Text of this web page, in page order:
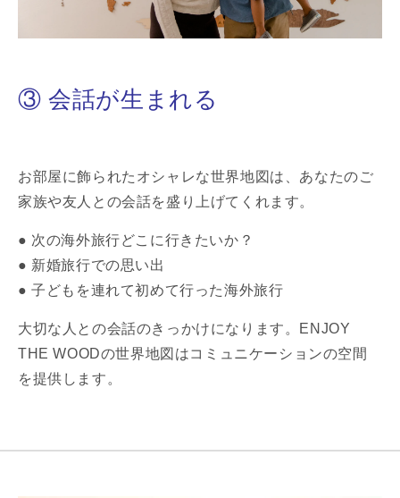
③ 会話が生まれる
お部屋に飾られたオシャレな世界地図は、あなたのご
家族や友人との会話を盛り上げてくれます。
● 次の海外旅行どこに行きたいか？
● 新婚旅行での思い出
● 子どもを連れて初めて行った海外旅行
大切な人との会話のきっかけになります。ENJOY
THE WOODの世界地図はコミュニケーションの空間
を提供します。